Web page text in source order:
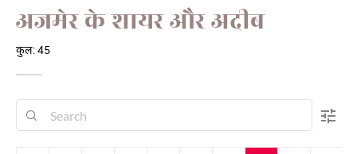
अजमेर के शायर और अदीब
कुल: 45